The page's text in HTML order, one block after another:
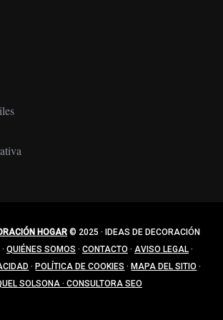
HOGAR© 2025 · IDEAS DE DECORACIÓN
· QUIÉNES SOMOS · CONTACTO · AVISO LEGAL ·
· POLÍTICA DE COOKIES · MAPA DEL SITIO ·
SOLSONA · CONSULTORA SEO